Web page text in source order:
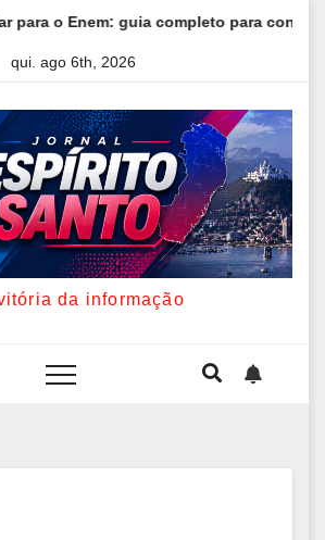
para conquistar a vaga na
qui. ago 6th, 2026
da informação